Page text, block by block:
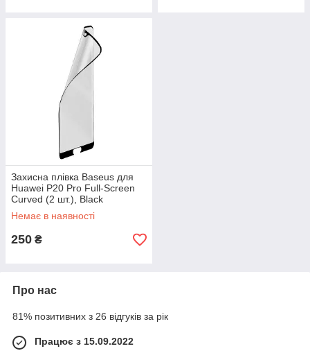
Захисна плівка Baseus для
Huawei P20 Pro Full-Screen
Curved (2 шт.), Black
(SGHWP20P-KR01)
Немає в наявності
250 ₴
Про нас
81% позитивних з 26 відгуків за рік
Працює з 15.09.2022